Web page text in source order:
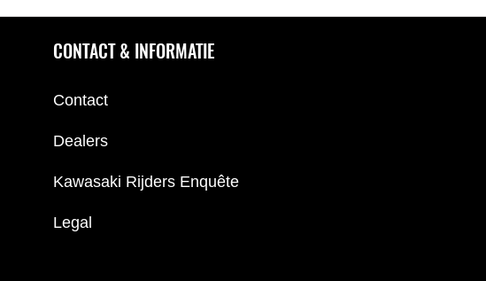
CONTACT & INFORMATIE
Contact
Dealers
Kawasaki Rijders Enquête
Legal